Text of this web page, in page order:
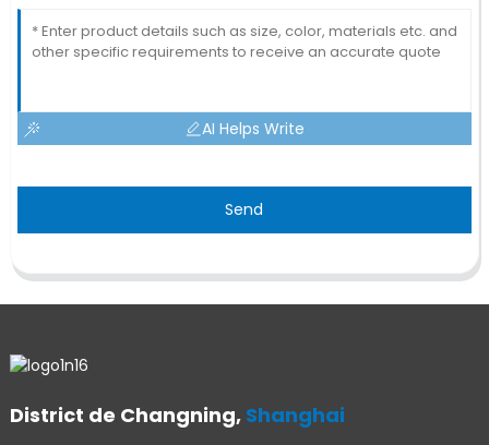
AI Helps Write
Send
District de Changning, Shanghai